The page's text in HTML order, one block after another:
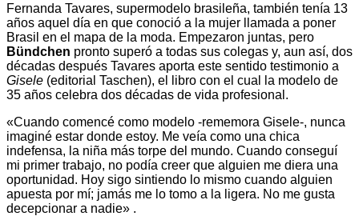
Fernanda Tavares, supermodelo brasileña, también tenía 13
años aquel día en que conoció a la mujer llamada a poner
Brasil en el mapa de la moda. Empezaron juntas, pero
Bündchen pronto superó a todas sus colegas y, aun así, dos
décadas después Tavares aporta este sentido testimonio a
Gisele (editorial Taschen), el libro con el cual la modelo de
35 años celebra dos décadas de vida profesional.
«Cuando comencé como modelo -rememora Gisele-, nunca
imaginé estar donde estoy. Me veía como una chica
indefensa, la niña más torpe del mundo. Cuando conseguí
mi primer trabajo, no podía creer que alguien me diera una
oportunidad. Hoy sigo sintiendo lo mismo cuando alguien
apuesta por mí; jamás me lo tomo a la ligera. No me gusta
decepcionar a nadie» .